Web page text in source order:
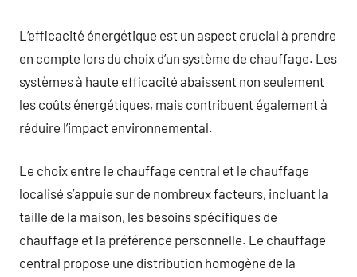
L’efficacité énergétique est un aspect crucial à prendre
en compte lors du choix d’un système de chauffage. Les
systèmes à haute efficacité abaissent non seulement
les coûts énergétiques, mais contribuent également à
réduire l’impact environnemental.
Le choix entre le chauffage central et le chauffage
localisé s’appuie sur de nombreux facteurs, incluant la
taille de la maison, les besoins spécifiques de
chauffage et la préférence personnelle. Le chauffage
central propose une distribution homogène de la